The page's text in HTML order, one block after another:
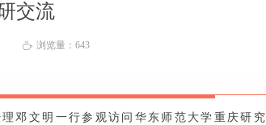
邓文明一行参观访问华东师范大学重庆研究
ꄘ 浏览量： 643
交流